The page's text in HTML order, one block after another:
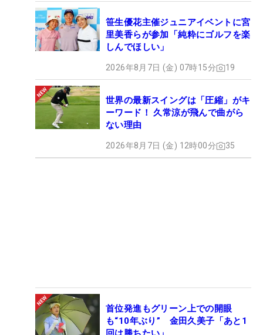
笹生優花主催ジュニアイベントに宮
里美香らが参加「純粋にゴルフを楽
しんでほしい」
2026年8月7日 (金) 07時15分 19
世界の最新スイングは「圧縮」がキ
ーワード！ 久常涼が飛んで曲がら
ない理由
2026年8月7日 (金) 12時00分 35
首位発進もグリーン上での開眼
も“10年ぶり” 金田久美子「あと1